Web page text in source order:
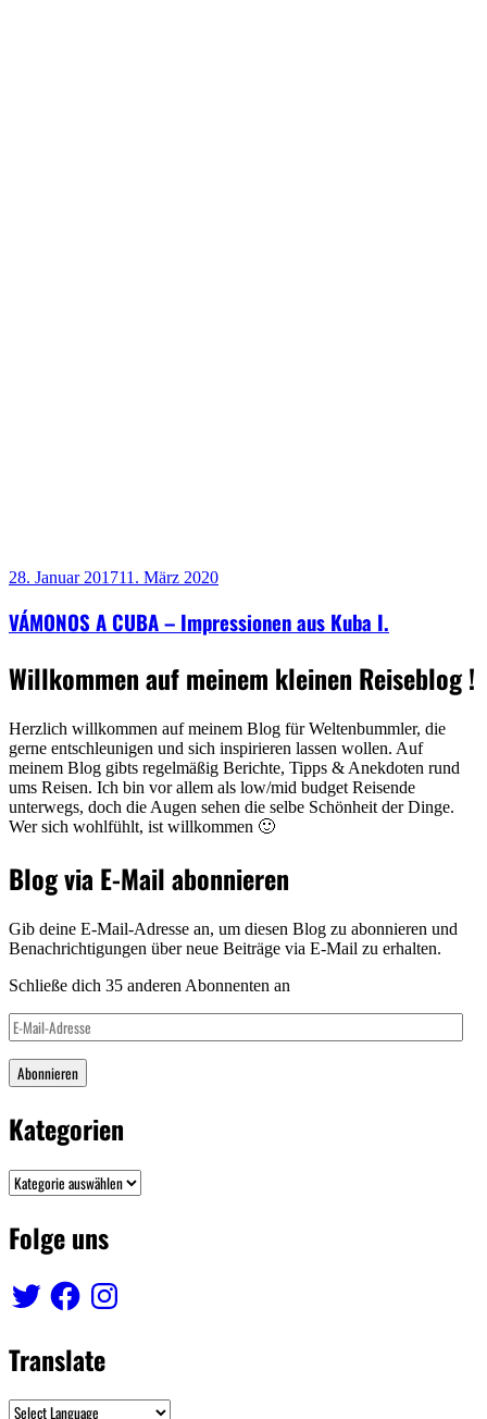
28. Januar 201711. März 2020
VÁMONOS A CUBA – Impressionen aus Kuba I.
Willkommen auf meinem kleinen Reiseblog !
Herzlich willkommen auf meinem Blog für Weltenbummler, die
gerne entschleunigen und sich inspirieren lassen wollen. Auf
meinem Blog gibts regelmäßig Berichte, Tipps & Anekdoten rund
ums Reisen. Ich bin vor allem als low/mid budget Reisende
unterwegs, doch die Augen sehen die selbe Schönheit der Dinge.
Wer sich wohlfühlt, ist willkommen 🙂
Blog via E-Mail abonnieren
Gib deine E-Mail-Adresse an, um diesen Blog zu abonnieren und
Benachrichtigungen über neue Beiträge via E-Mail zu erhalten.
Schließe dich 35 anderen Abonnenten an
E-
Mail-
Adresse
Abonnieren
Kategorien
Kategorien
Folge uns
TwitterFacebookInstagram
Translate